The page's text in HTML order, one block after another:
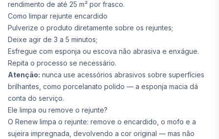
rendimento de até 25 m² por frasco.
Como limpar rejunte encardido
Pulverize o produto diretamente sobre os rejuntes;
Deixe agir de 3 a 5 minutos;
Esfregue com esponja ou escova não abrasiva e enxágue.
Repita o processo se necessário.
Atenção: nunca use acessórios abrasivos sobre superfícies
brilhantes, como porcelanato polido — a esponja macia dá
conta do serviço.
Ele limpa ou remove o rejunte?
O Renew limpa o rejunte: remove o encardido, o mofo e a
sujeira impregnada, devolvendo a cor original — mas não